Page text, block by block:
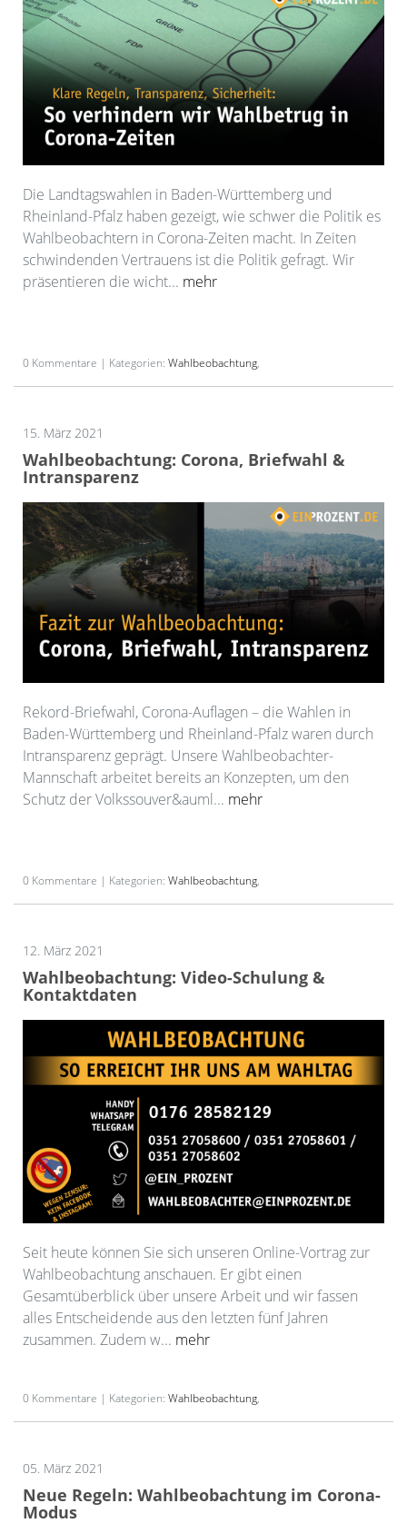
Die Landtagswahlen in Baden-Württemberg und
Rheinland-Pfalz haben gezeigt, wie schwer die Politik es
Wahlbeobachtern in Corona-Zeiten macht. In Zeiten
schwindenden Vertrauens ist die Politik gefragt. Wir
präsentieren die wicht... mehr
0 Kommentare | Kategorien: Wahlbeobachtung,
15. März 2021
Wahlbeobachtung: Corona, Briefwahl &
Intransparenz
Rekord-Briefwahl, Corona-Auflagen – die Wahlen in
Baden-Württemberg und Rheinland-Pfalz waren durch
Intransparenz geprägt. Unsere Wahlbeobachter-
Mannschaft arbeitet bereits an Konzepten, um den
Schutz der Volkssouver&auml... mehr
0 Kommentare | Kategorien: Wahlbeobachtung,
12. März 2021
Wahlbeobachtung: Video-Schulung &
Kontaktdaten
Seit heute können Sie sich unseren Online-Vortrag zur
Wahlbeobachtung anschauen. Er gibt einen
Gesamtüberblick über unsere Arbeit und wir fassen
alles Entscheidende aus den letzten fünf Jahren
zusammen. Zudem w... mehr
0 Kommentare | Kategorien: Wahlbeobachtung,
05. März 2021
Neue Regeln: Wahlbeobachtung im Corona-
Modus